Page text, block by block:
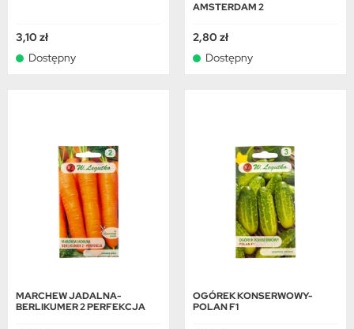
3,10 zł
Dostępny
AMSTERDAM 2
2,80 zł
Dostępny
MARCHEW JADALNA-
BERLIKUMER 2 PERFEKCJA
OGÓREK KONSERWOWY-
POLAN F1